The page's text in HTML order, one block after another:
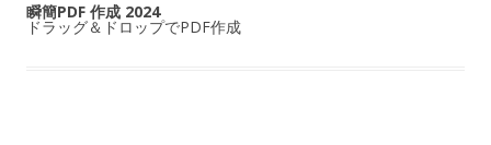
瞬簡PDF 作成 2024
ドラッグ＆ドロップでPDF作成